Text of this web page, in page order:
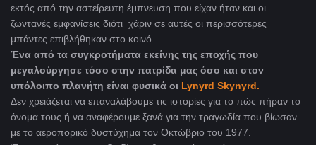
εκτός από την αστείρευτη έμπνευση που είχαν ήταν και οι
ζωντανές εμφανίσεις διότι χάριν σε αυτές οι περισσότερες
μπάντες επιβλήθηκαν στο κοινό.
Ένα από τα συγκροτήματα εκείνης της εποχής που
μεγαλούργησε τόσο στην πατρίδα μας όσο και στον
υπόλοιπο πλανήτη είναι φυσικά οι Lynyrd Skynyrd.
Δεν χρειάζεται να επαναλάβουμε τις ιστορίες για το πώς πήραν το
όνομα τους ή να αναφέρουμε ξανά για την τραγωδία που βίωσαν
με το αεροπορικό δυστύχημα τον Οκτώβριο του 1977.